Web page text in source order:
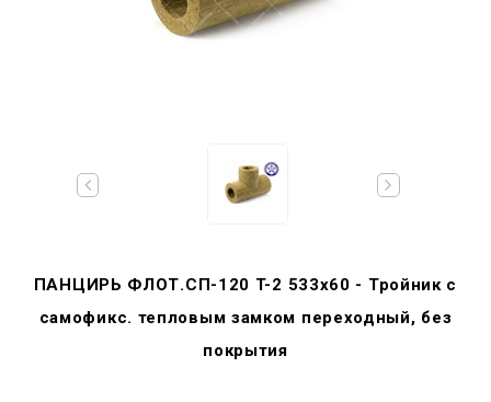
ПАНЦИРЬ ФЛОТ.СП-120 T-2 533x60 - Тройник c
самофикс. тепловым замком переходный, без
покрытия